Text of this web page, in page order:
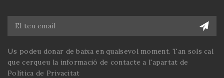
Us podeu donar de baixa en qualsevol moment. Tan sols cal
que cerqueu la informació de contacte a l'apartat de
Política de Privacitat